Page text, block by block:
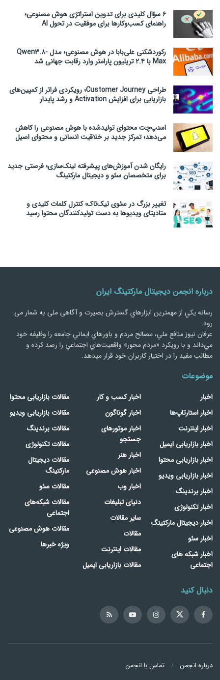
۶ سؤال کلیدی برای تدوین استراتژی هوش مصنوعی؛
راهنمای کسب‌وکارها برای موفقیت در تحول AI
رکوردشکنی علی‌بابا در هوش مصنوعی؛ مدل Qwen3.8-
Max با ۲.۴ تریلیون پارامتر وارد رقابت جهانی شد
طراحی Customer Journey؛ رویکردی فراتر از کمپین‌های
بازاریابی برای افزایش Activation و رشد پایدار
اسنپ‌چت محتوای تولیدشده با هوش مصنوعی را کاهش
می‌دهد؛ تمرکز جدید بر خلاقیت انسانی و محتوای اصیل
رایگان شدن آموزش‌های پیشرفته لینک‌سازی؛ فرصتی جدید
برای متخصصان سئو و دیجیتال مارکتینگ
تغییر بزرگ در سئوی تیک‌تاک؛ کنترل کلمات کلیدی و
متادیتای ویدیوها به دست تولیدکنندگان محتوا رسید
درباره انجمن دیجیتال مارکتینگ ایران
رسانه يكي از مهمترین ابزارهاي گسترش بصیرت و آگاهی ملی به شمار می
رود.
عرفان نیوز منافع ملي، مصالح مردم و باورهاي ايماني جامعه را وظيفه خود
مي‌داند و با رويكرد «مردم‌ محور» واقعيت‌هاي اجتماعي را رصد کرده و
مطالب مفید را در اختیار کاربران خود قرار میدهد.
موضوعات
اخبار
اخبار استارتاپ‌ها
اخبار اینترنت
اخبار بازاریابی ایمیل
اخبار بازاریابی محتوا
اخبار بازاریابی ویدیو
اخبار برندینگ
اخبار تکنولوژی
اخبار دیجیتال مارکتینگ
اخبار سئو
اخبار شبکه های
اجتماعی
اخبار کسب و کار
اخبار گوناگون
اخبار موتورهای
جستجو
اخبار هنر
اخبار هوش مصنوعی
اخبار وب
دنیای تبلیغات
سایر مقالات
مقالات
مقالات اینترنت
مقالات بازاریابی ایمیل
مقالات بازاریابی محتوا
مقالات بازاریابی ویدیو
مقالات برندینگ
مقالات تکنولوژی
مقالات دیجیتال
مارکتینگ
مقالات سئو
مقالات شبکه‌های
اجتماعی
مقالات هوش مصنوعی
ویژه خبرها
دنبال کنید
درباره انجمن تماس با انجمن